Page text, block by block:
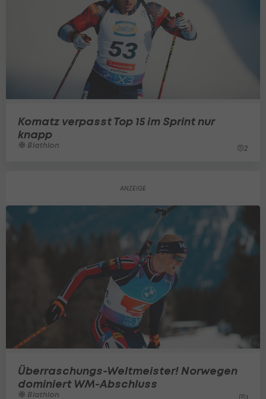
Komatz verpasst Top 15 im Sprint nur
knapp
Biathlon 2
Überraschungs-Weltmeister! Norwegen
dominiert WM-Abschluss
Biathlon 1